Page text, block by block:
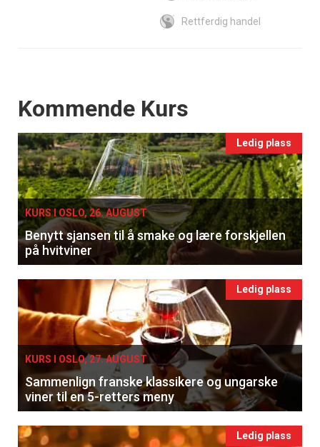
Rettferdig handel
Events
Kommende Kurs
Ledig plass
KURS I OSLO, 26. AUGUST
Benytt sjansen til å smake og lære forskjellen
på hvitviner
Ledig plass
KURS I OSLO, 27. AUGUST
Sammenlign franske klassikere og ungarske
viner til en 5-retters meny
Ledig plass